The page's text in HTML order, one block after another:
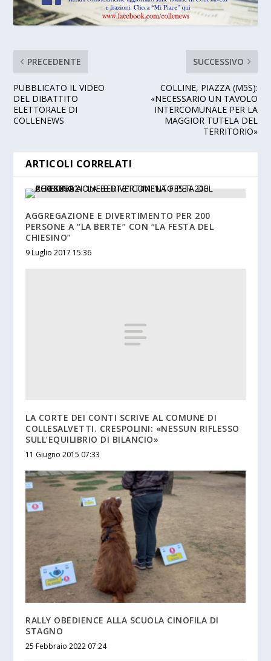
PRECEDENTE
PUBBLICATO IL VIDEO
DEL DIBATTITO
ELETTORALE DI
COLLENEWS
SUCCESSIVO
COLLINE, PIAZZA (M5S):
«NECESSARIO UN TAVOLO
INTERCOMUNALE PER LA
MAGGIOR TUTELA DEL
TERRITORIO»
ARTICOLI CORRELATI
AGGREGAZIONE E DIVERTIMENTO PER 200
PERSONE A “LA BERTE” CON “LA FESTA DEL
CHIESINO”
9 Luglio 2017 15:36
LA CORTE DEI CONTI SCRIVE AL COMUNE DI
COLLESALVETTI. CRESPOLINI: «NESSUN RIFLESSO
SULL’EQUILIBRIO DI BILANCIO»
11 Giugno 2015 07:33
RALLY OBEDIENCE ALLA SCUOLA CINOFILA DI
STAGNO
25 Febbraio 2022 07:24